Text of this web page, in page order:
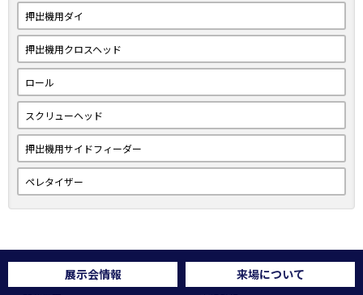
押出機用ダイ
押出機用クロスヘッド
ロール
スクリューヘッド
押出機用サイドフィーダー
ペレタイザー
展示会情報 来場について